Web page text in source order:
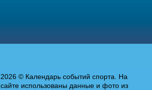
2026 © Календарь событий спорта. На
сайте использованы данные и фото из